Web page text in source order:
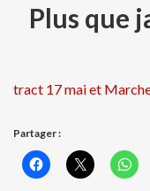
Plus que
tract 17 mai et
Partager :